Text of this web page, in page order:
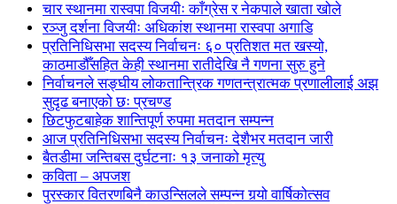
चार स्थानमा रास्वपा विजयीः काँग्रेस र नेकपाले खाता खोले
रञ्जु दर्शना विजयीः अधिकांश स्थानमा रास्वपा अगाडि
प्रतिनिधिसभा सदस्य निर्वाचनः ६० प्रतिशत मत खस्यो,
काठमाडौँसहित केही स्थानमा रातीदेखि नै गणना सुरु हुने
निर्वाचनले सङ्घीय लोकतान्त्रिक गणतन्त्रात्मक प्रणालीलाई अझ
सुदृढ बनाएको छः प्रचण्ड
छिटफुटबाहेक शान्तिपूर्ण रुपमा मतदान सम्पन्न
आज प्रतिनिधिसभा सदस्य निर्वाचनः देशैभर मतदान जारी
बैतडीमा जन्तिबस दुर्घटनाः १३ जनाको मृत्यु
कविता – अपजश
पुरस्कार वितरणबिनै काउन्सिलले सम्पन्न गर्‍यो वार्षिकोत्सव